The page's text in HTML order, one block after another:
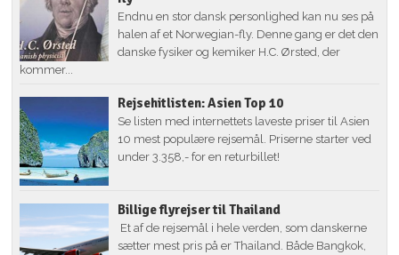
Endnu en stor dansk personlighed kan nu ses på
halen af et Norwegian-fly. Denne gang er det den
danske fysiker og kemiker H.C. Ørsted, der
kommer...
Rejsehitlisten: Asien Top 10
Se listen med internettets laveste priser til Asien
10 mest populære rejsemål. Priserne starter ved
under 3.358,- for en returbillet!
Billige flyrejser til Thailand
Et af de rejsemål i hele verden, som danskerne
sætter mest pris på er Thailand. Både Bangkok,